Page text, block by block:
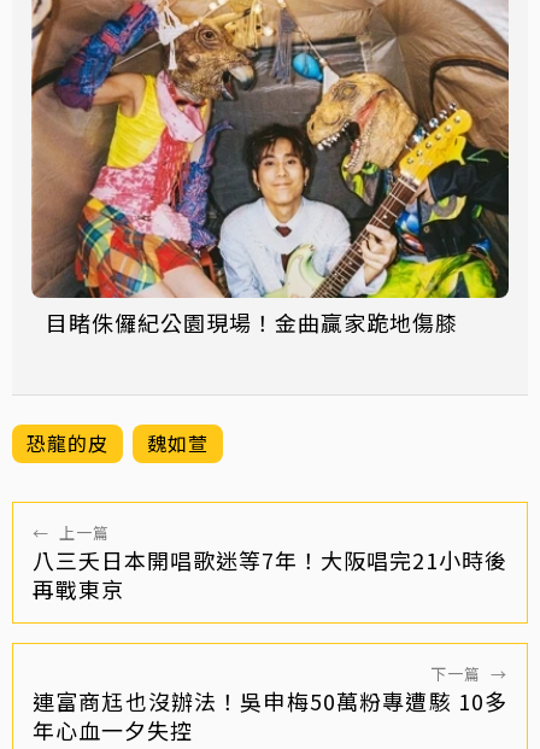
目睹侏儸紀公園現場！金曲贏家跪地傷膝
恐龍的皮 魏如萱
← 上一篇
八三夭日本開唱歌迷等7年！大阪唱完21小時後
再戰東京
下一篇 →
連富商尪也沒辦法！吳申梅50萬粉專遭駭 10多
年心血一夕失控